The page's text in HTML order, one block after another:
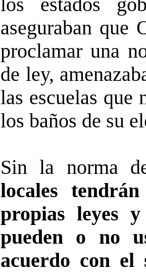
los estados
aseguraban que
proclamar una
de ley,
las escuelas que
los baños de su
Sin la norma
locales
propias leyes
pueden o no
acuerdo con el